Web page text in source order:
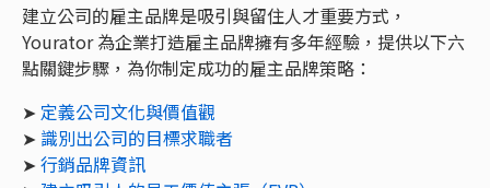
建立公司的雇主品牌是吸引與留住人才重要方式，
Yourator 為企業打造雇主品牌擁有多年經驗，提供以下六
點關鍵步驟，為你制定成功的雇主品牌策略：
➤ 定義公司文化與價值觀
➤ 識別出公司的目標求職者
➤ 行銷品牌資訊